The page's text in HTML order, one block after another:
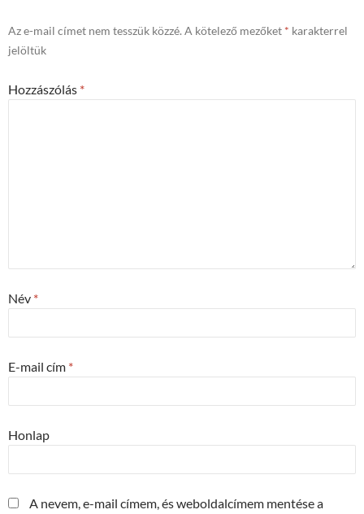
Az e-mail címet nem tesszük közzé. A kötelező mezőket * karakterrel
jelöltük
Hozzászólás *
Név *
E-mail cím *
Honlap
A nevem, e-mail címem, és weboldalcímem mentése a